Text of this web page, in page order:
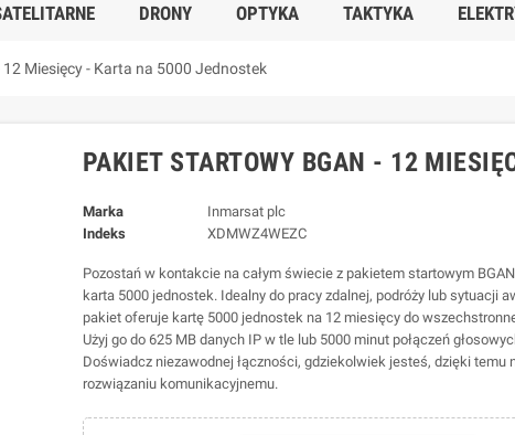
DRONY OPTYKA TAKTYKA
Miesięcy - Karta na 5000 Jednostek
PAKIET STARTOWY BGAN - 12
Marka
Inmarsat plc
Indeks
XDMWZ4WEZC
Pozostań w kontakcie na całym świecie z pakietem startowym
karta 5000 jednostek. Idealny do pracy zdalnej, podróży lub sytuacji
pakiet oferuje kartę 5000 jednostek na 12 miesięcy do
Użyj go do 625 MB danych IP w tle lub 5000 minut połączeń
Doświadcz niezawodnej łączności, gdziekolwiek jesteś, dzięki temu
rozwiązaniu komunikacyjnemu.